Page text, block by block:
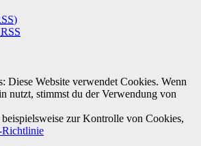
)
RSS
Diese Website verwendet Cookies. Wenn
nutzt, stimmst du der Verwendung von
zur Kontrolle von Cookies,